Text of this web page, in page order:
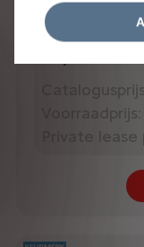
C3 Hybrid
MAX
Catalogusprijs:
Voorraadprijs:
Private lease